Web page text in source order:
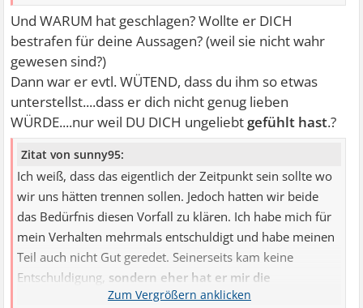
Und WARUM hat geschlagen? Wollte er DICH
bestrafen für deine Aussagen? (weil sie nicht wahr
gewesen sind?)
Dann war er evtl. WÜTEND, dass du ihm so etwas
unterstellst....dass er dich nicht genug lieben
WÜRDE....nur weil DU DICH ungeliebt gefühlt hast.?
Zitat von sunny95:
Ich weiß, dass das eigentlich der Zeitpunkt sein sollte wo
wir uns hätten trennen sollen. Jedoch hatten wir beide
das Bedürfnis diesen Vorfall zu klären. Ich habe mich für
mein Verhalten mehrmals entschuldigt und habe meinen
Teil auch nicht Gut geredet. Seinerseits kam keine
Entschuldigung, sondern eher hat er mir die
Verantwortung für seine Gewalt auferlegt